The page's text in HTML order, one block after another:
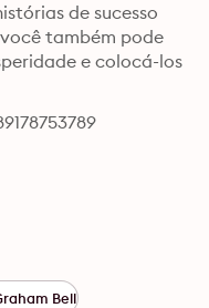
de sucesso
também pode
e colocá-los
Bell